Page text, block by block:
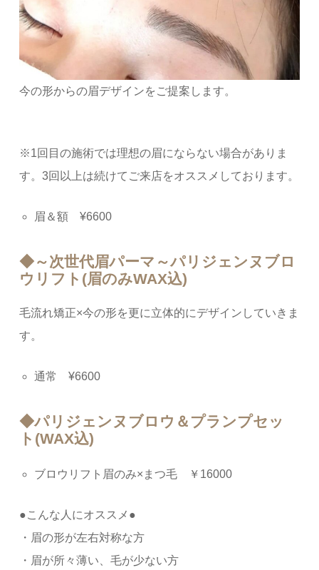
今の形からの眉デザインをご提案します。
※1回目の施術では理想の眉にならない場合がありま
す。3回以上は続けてご来店をオススメしております。
眉＆額 ¥6600
◆～次世代眉パーマ～パリジェンヌブロ
ウリフト(眉のみWAX込)
毛流れ矯正×今の形を更に立体的にデザインしていきま
す。
通常 ¥6600
◆パリジェンヌブロウ＆プランプセッ
ト(WAX込)
ブロウリフト眉のみ×まつ毛 ￥16000
●こんな人にオススメ●
・眉の形が左右対称な方
・眉が所々薄い、毛が少ない方